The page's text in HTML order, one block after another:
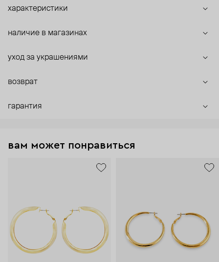
характеристики
наличие в магазинах
уход за украшениями
возврат
гарантия
вам может понравиться